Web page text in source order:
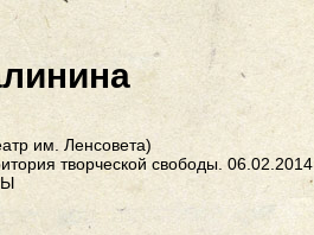
им. Ленсовета)
творческой свободы. 06.02.2014